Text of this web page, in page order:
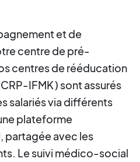
et de
centre de pré-
centres de rééducation
CRP-IFMK) sont assurés
salariés via différents
plateforme
partagée avec les
Le suivi médico-social